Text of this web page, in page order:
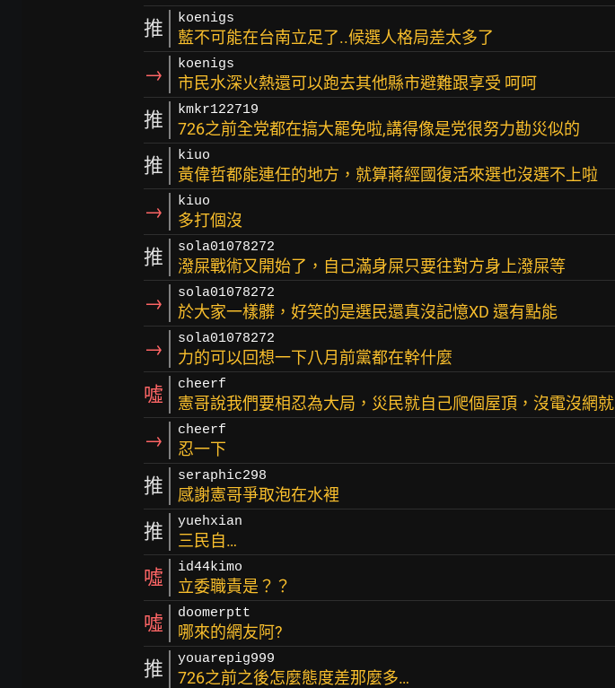
推 koenigs
藍不可能在台南立足了..候選人格局差太多了
→ koenigs
市民水深火熱還可以跑去其他縣市避難跟享受 呵呵
推 kmkr122719
726之前全党都在搞大罷免啦,講得像是党很努力勘災似的
推 kiuo
黃偉哲都能連任的地方，就算蔣經國復活來選也沒選不上啦
→ kiuo
多打個沒
推 sola01078272
潑屎戰術又開始了，自己滿身屎只要往對方身上潑屎等
→ sola01078272
於大家一樣髒，好笑的是選民還真沒記憶XD 還有點能
→ sola01078272
力的可以回想一下八月前黨都在幹什麼
噓 cheerf
憲哥說我們要相忍為大局，災民就自己爬個屋頂，沒電沒網就
→ cheerf
忍一下
推 seraphic298
感謝憲哥爭取泡在水裡
推 yuehxian
三民自…
噓 id44kimo
立委職責是？？
噓 doomerptt
哪來的網友阿?
推 youarepig999
726之前之後怎麼態度差那麼多…